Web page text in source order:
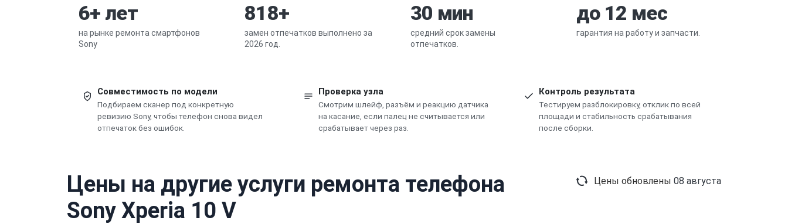
6+ лет
на рынке ремонта смартфонов
Sony
818+
замен отпечатков выполнено за
2026 год.
30 мин
средний срок замены
отпечатков.
до 12 мес
гарантия на работу и запчасти.
Совместимость по модели
Подбираем сканер под конкретную
ревизию Sony, чтобы телефон снова видел
отпечаток без ошибок.
Проверка узла
Смотрим шлейф, разъём и реакцию датчика
на касание, если палец не считывается или
срабатывает через раз.
Контроль результата
Тестируем разблокировку, отклик по всей
площади и стабильность срабатывания
после сборки.
Цены на другие услуги ремонта телефона
Sony Xperia 10 V
Цены обновлены 08 августа